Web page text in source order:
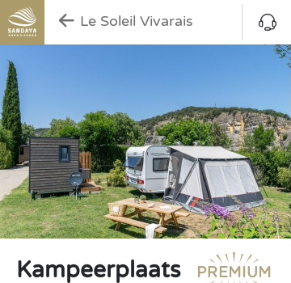
Le Soleil Vivarais
Kampeerplaats